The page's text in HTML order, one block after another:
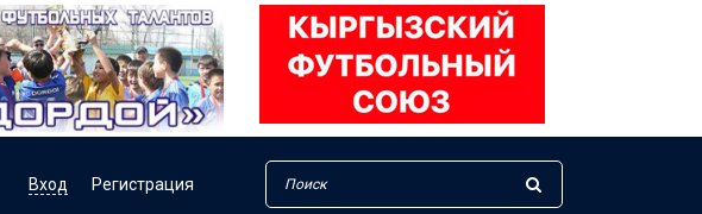
Вход Регистрация